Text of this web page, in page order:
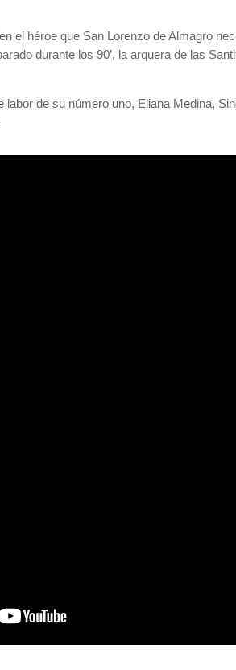
el héroe que San Lorenzo de Almagro
durante los 90’, la arquera de las
labor de su número uno, Eliana Medina,